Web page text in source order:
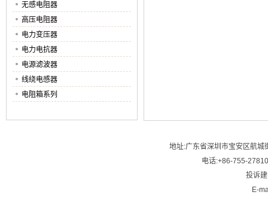
无感电阻器
高压电阻器
电力变压器
电力电抗器
电源滤波器
线绕电感器
电阻箱系列
地址:广东省深圳市宝安区航
电话:+86-755-
投诉
E-